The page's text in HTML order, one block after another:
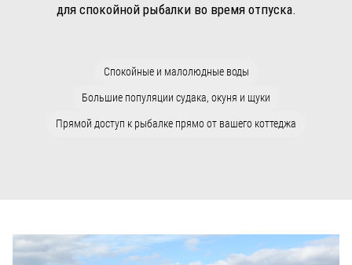
для спокойной рыбалки во время отпуска.
Спокойные и малолюдные воды
Большие популяции судака, окуня и щуки
Прямой доступ к рыбалке прямо от вашего коттеджа